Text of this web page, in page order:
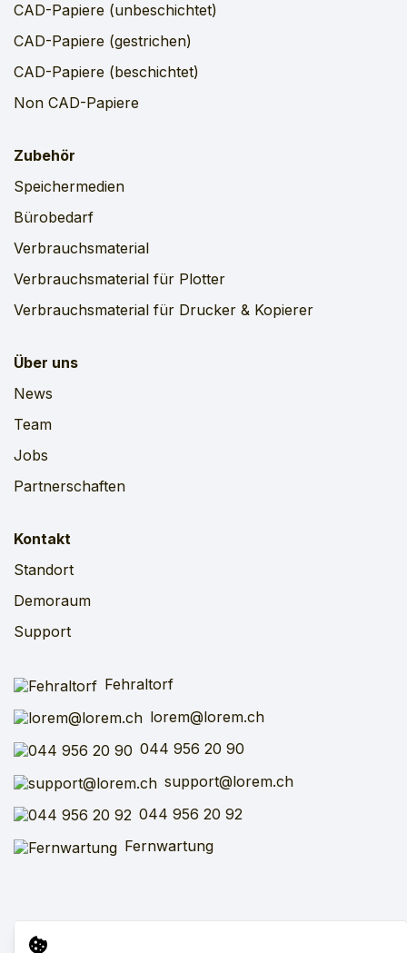
CAD-Papiere (unbeschichtet)
CAD-Papiere (gestrichen)
CAD-Papiere (beschichtet)
Non CAD-Papiere
Zubehör
Speichermedien
Bürobedarf
Verbrauchsmaterial
Verbrauchsmaterial für Plotter
Verbrauchsmaterial für Drucker & Kopierer
Über uns
News
Team
Jobs
Partnerschaften
Kontakt
Standort
Demoraum
Support
Fehraltorf
lorem@lorem.ch
044 956 20 90
support@lorem.ch
044 956 20 92
Fernwartung
Impressum